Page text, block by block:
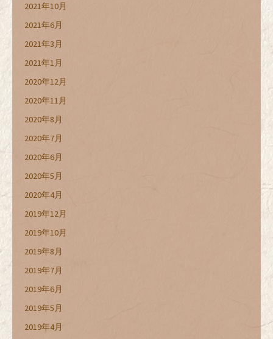
2021年10月
2021年6月
2021年3月
2021年1月
2020年12月
2020年11月
2020年8月
2020年7月
2020年6月
2020年5月
2020年4月
2019年12月
2019年10月
2019年8月
2019年7月
2019年6月
2019年5月
2019年4月